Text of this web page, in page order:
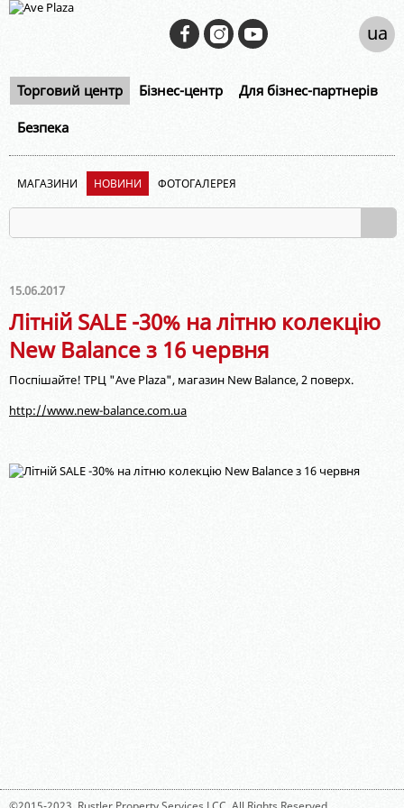
Торговий центр Бізнес-центр Для бізнес-партнерів
Безпека
ua
МАГАЗИНИ НОВИНИ ФОТОГАЛЕРЕЯ
15.06.2017
Літній SALE -30% на літню колекцію
New Balance з 16 червня
Поспішайте! ТРЦ "Ave Plaza", магазин New Balance, 2 поверх.
http://www.new-balance.com.ua